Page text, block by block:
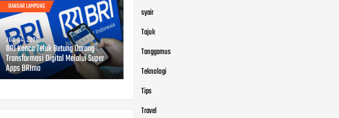
BANDAR LAMPUNG
JUN 04, 2026
BRI Kanca Teluk Betung Dorong
Transformasi Digital Melalui Super
Apps BRImo
syair
Tajuk
Tanggamus
Teknologi
Tips
Travel